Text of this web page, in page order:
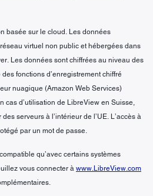
basée sur le cloud. Les données
virtuel non public et hébergées dans
Les données sont chiffrées au niveau des
fonctions d’enregistrement chiffré
nuagique (Amazon Web Services)
cas d’utilisation de LibreView en Suisse,
serveurs à l’intérieur de l’UE. L’accès à
par un mot de passe.
qu’avec certains systèmes
vous connecter à www.LibreView.com